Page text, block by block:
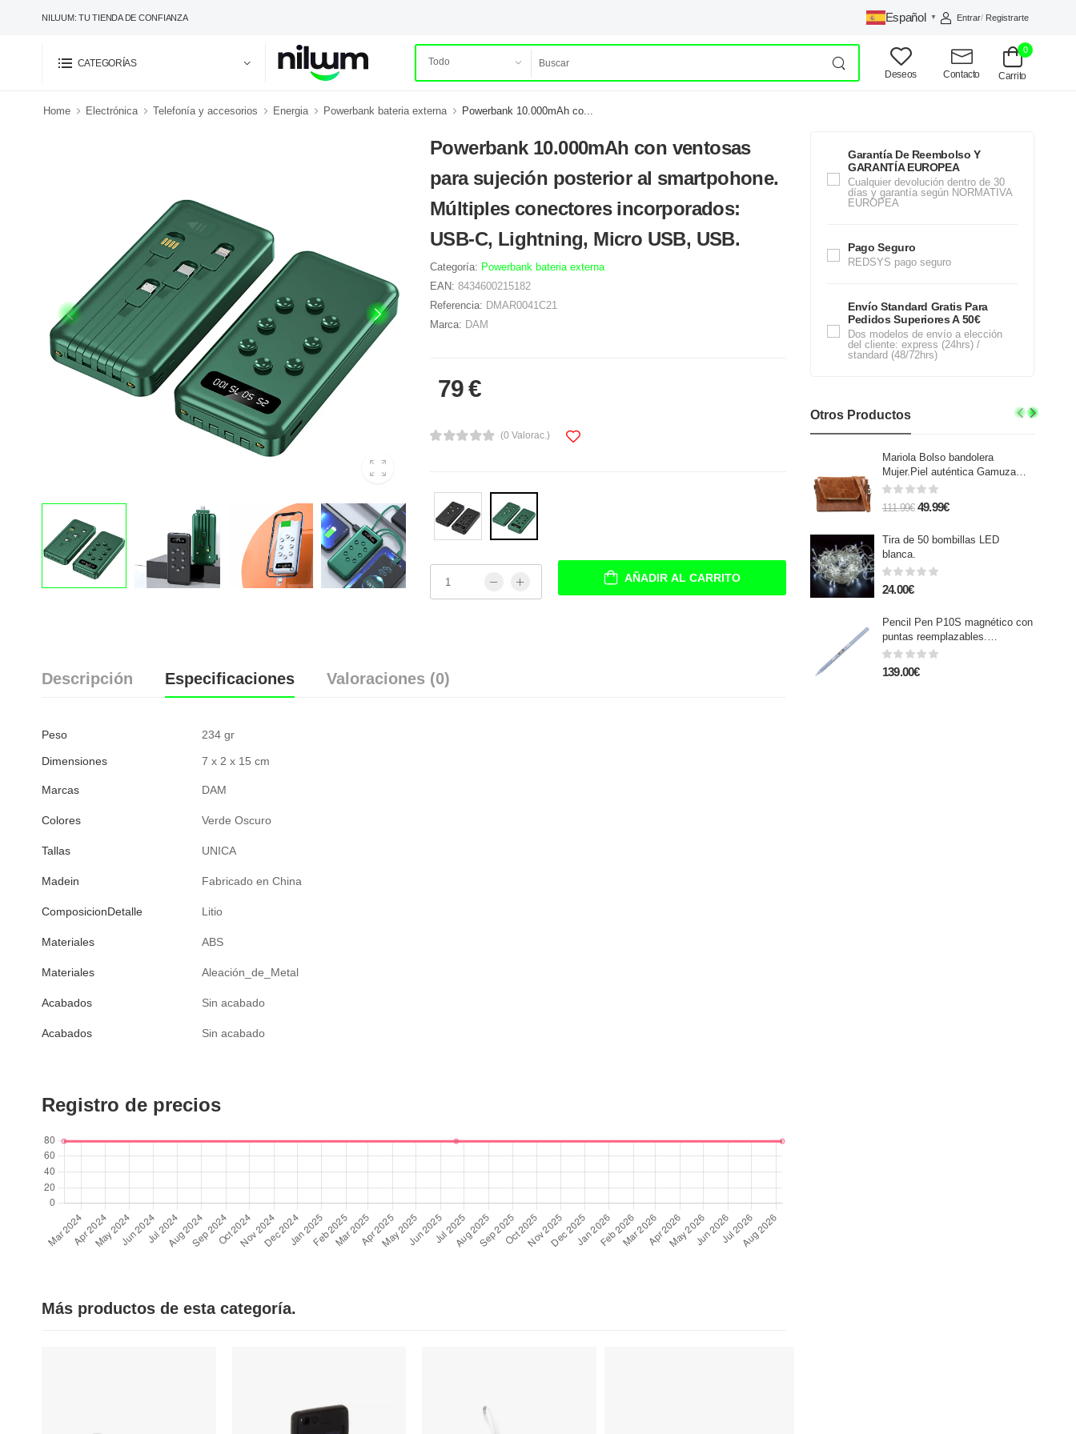
NILUUM: TU TIENDA DE CONFIANZA Español ▼ Entrar/ Registrarte
CATEGORÍAS
Deseos
Contacto
0
Carrito
Home Electrónica Telefonía y accesorios Energia Powerbank bateria externa Powerbank 10.000mAh co...
Powerbank 10.000mAh con ventosas
para sujeción posterior al smartpohone.
Múltiples conectores incorporados:
USB-C, Lightning, Micro USB, USB.
Categoría: Powerbank bateria externa
EAN: 8434600215182
Referencia: DMAR0041C21
Marca: DAM
79 €
(0 Valorac.)
AÑADIR AL CARRITO
Descripción Especificaciones Valoraciones (0)
Peso 234 gr
Dimensiones 7 x 2 x 15 cm
Marcas DAM
Colores Verde Oscuro
Tallas UNICA
Madein Fabricado en China
ComposicionDetalle Litio
Materiales ABS
Materiales Aleación_de_Metal
Acabados Sin acabado
Acabados Sin acabado
Registro de precios
Más productos de esta categoría.
Garantía De Reembolso Y
GARANTÍA EUROPEA
Cualquier devolución dentro de 30
días y garantía según NORMATIVA
EUROPEA
Pago Seguro
REDSYS pago seguro
Envío Standard Gratis Para
Pedidos Superiores A 50€
Dos modelos de envío a elección
del cliente: express (24hrs) /
standard (48/72hrs)
Otros Productos
Mariola Bolso bandolera
Mujer.Piel auténtica Gamuza
Lavado a la Piedra
111.99€ 49.99€
Tira de 50 bombillas LED
blanca.
24.00€
Pencil Pen P10S magnético con
puntas reemplazables.
Inclinable, núcleo de cobre con
superconducción. Carcasa
transparente.
139.00€